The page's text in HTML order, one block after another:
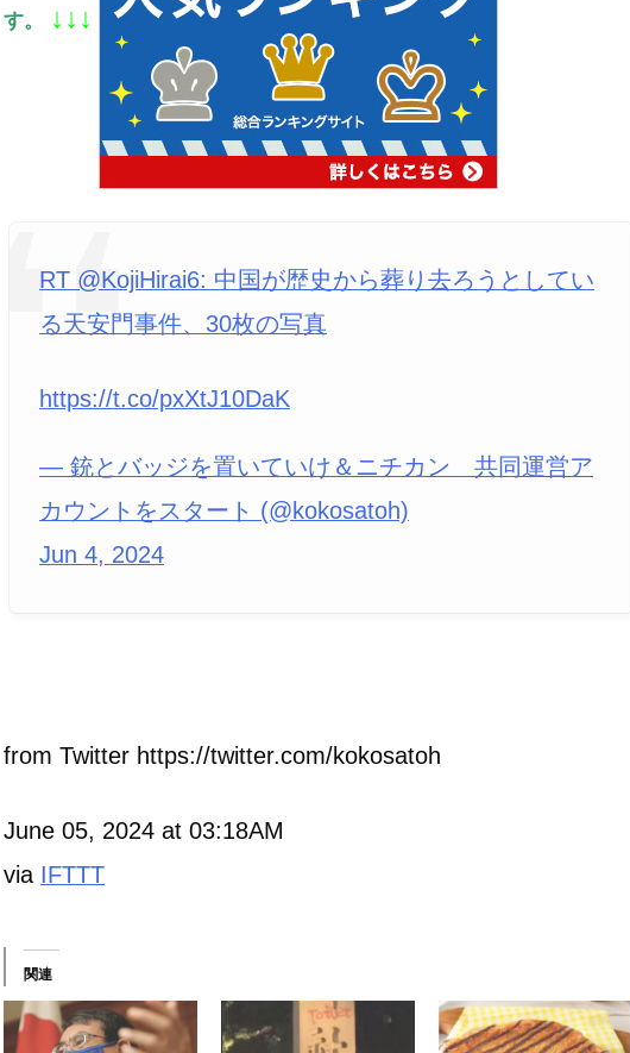
す。 ↓↓↓
RT @KojiHirai6: 中国が歴史から葬り去ろうとしてい
る天安門事件、30枚の写真
https://t.co/pxXtJ10DaK
— 銃とバッジを置いていけ＆ニチカン 共同運営ア
カウントをスタート (@kokosatoh)
Jun 4, 2024
from Twitter https://twitter.com/kokosatoh
June 05, 2024 at 03:18AM
via IFTTT
関連